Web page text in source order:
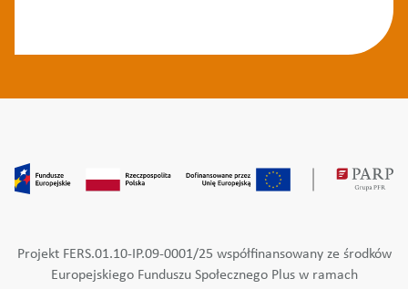
Projekt FERS.01.10-IP.09-0001/25 współfinansowany ze środków
Europejskiego Funduszu Społecznego Plus w ramach